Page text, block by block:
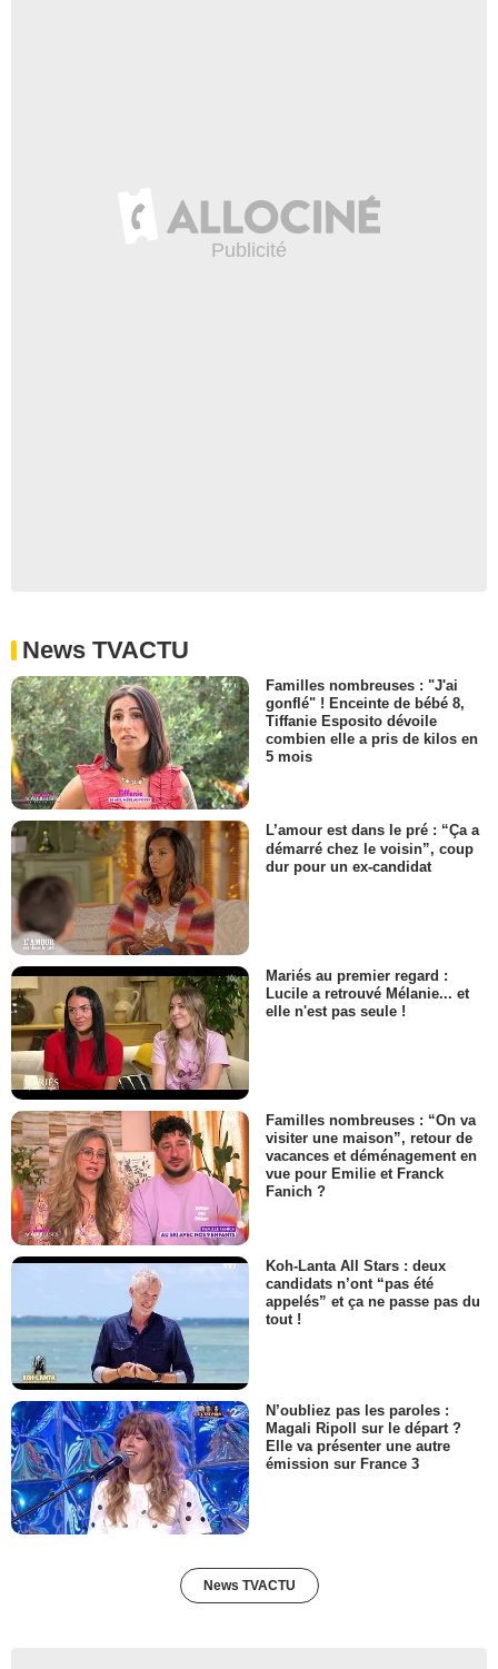
News TVACTU
Familles nombreuses : "J'ai
gonflé" ! Enceinte de bébé 8,
Tiffanie Esposito dévoile
combien elle a pris de kilos en
5 mois
L’amour est dans le pré : “Ça a
démarré chez le voisin”, coup
dur pour un ex-candidat
Mariés au premier regard :
Lucile a retrouvé Mélanie... et
elle n'est pas seule !
Familles nombreuses : “On va
visiter une maison”, retour de
vacances et déménagement en
vue pour Emilie et Franck
Fanich ?
Koh-Lanta All Stars : deux
candidats n’ont “pas été
appelés” et ça ne passe pas du
tout !
N’oubliez pas les paroles :
Magali Ripoll sur le départ ?
Elle va présenter une autre
émission sur France 3
News TVACTU